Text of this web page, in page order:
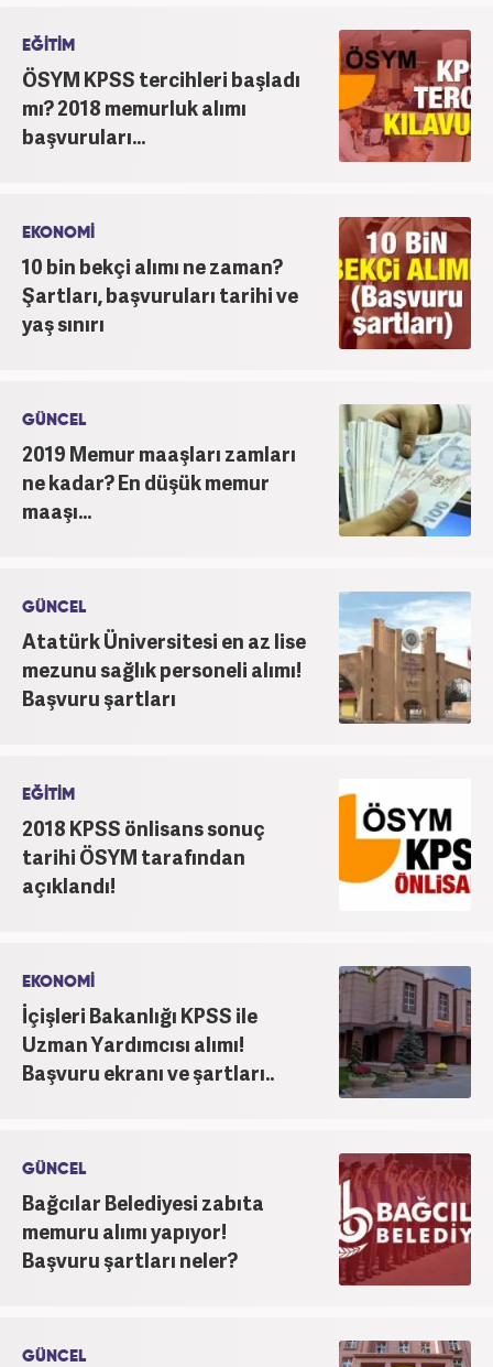
EĞİTİM
ÖSYM KPSS tercihleri başladı
mı? 2018 memurluk alımı
başvuruları...
EKONOMİ
10 bin bekçi alımı ne zaman?
Şartları, başvuruları tarihi ve
yaş sınırı
GÜNCEL
2019 Memur maaşları zamları
ne kadar? En düşük memur
maaşı...
GÜNCEL
Atatürk Üniversitesi en az lise
mezunu sağlık personeli alımı!
Başvuru şartları
EĞİTİM
2018 KPSS önlisans sonuç
tarihi ÖSYM tarafından
açıklandı!
EKONOMİ
İçişleri Bakanlığı KPSS ile
Uzman Yardımcısı alımı!
Başvuru ekranı ve şartları..
GÜNCEL
Bağcılar Belediyesi zabıta
memuru alımı yapıyor!
Başvuru şartları neler?
GÜNCEL